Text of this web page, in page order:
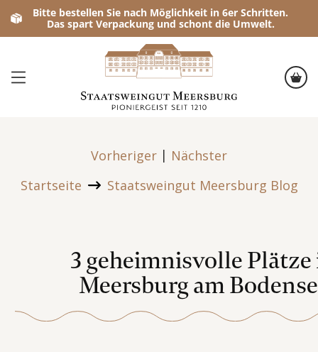
Bitte bestellen Sie nach Möglichkeit in 6er Schritten.
Das spart Verpackung und schont die Umwelt.
Startseite Staatsweingut Meersburg Blog
Vorheriger | Nächster
3 geheimnisvolle
Meersburg am